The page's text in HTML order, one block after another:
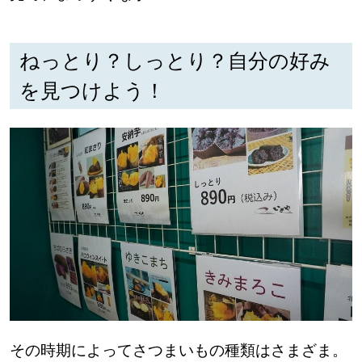
ねっとり？しっとり？自分の好み
を見つけよう！
その時期によってさつまいもの種類はさまざま。